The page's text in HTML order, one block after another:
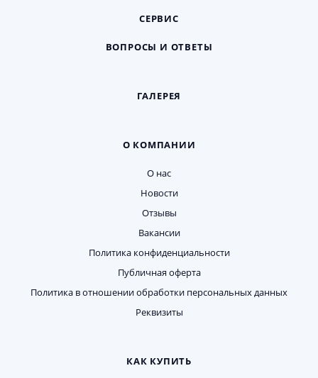
СЕРВИС
ВОПРОСЫ И ОТВЕТЫ
ГАЛЕРЕЯ
О КОМПАНИИ
О нас
Новости
Отзывы
Вакансии
Политика конфиденциальности
Публичная оферта
Политика в отношении обработки персональных данных
Реквизиты
КАК КУПИТЬ